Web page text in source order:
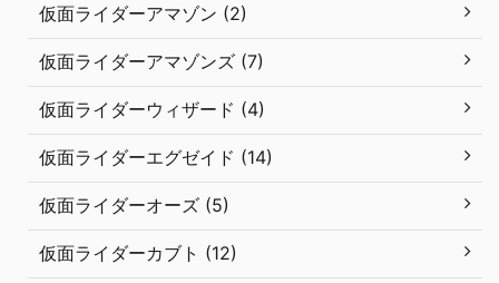
仮面ライダーアマゾン (2)
仮面ライダーアマゾンズ (7)
仮面ライダーウィザード (4)
仮面ライダーエグゼイド (14)
仮面ライダーオーズ (5)
仮面ライダーカブト (12)